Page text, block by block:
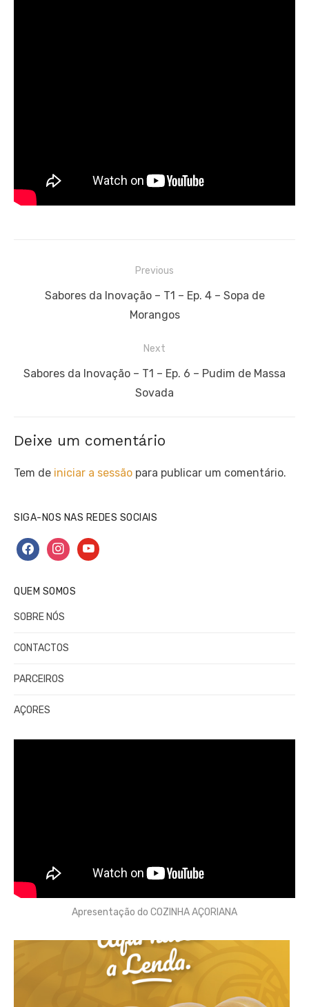
Previous
PreviousSabores da Inovação – T1 – Ep. 4 – Sopa de
Morangos
Next
Next
Sabores da Inovação – T1 – Ep. 6 – Pudim de Massa
Sovada
Deixe um comentário
Tem de iniciar a sessão para publicar um comentário.
SIGA-NOS NAS REDES SOCIAIS
facebookinstagramyoutube
QUEM SOMOS
SOBRE NÓS
CONTACTOS
PARCEIROS
AÇORES
Apresentação do COZINHA AÇORIANA